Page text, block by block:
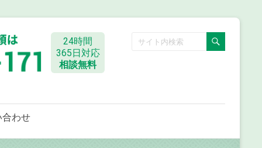
24時間
365日対応
相談無料
わせ